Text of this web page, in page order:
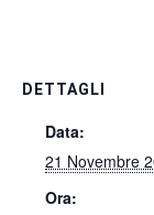
DETTAGLI
Data:
21 Novembre
Ora: